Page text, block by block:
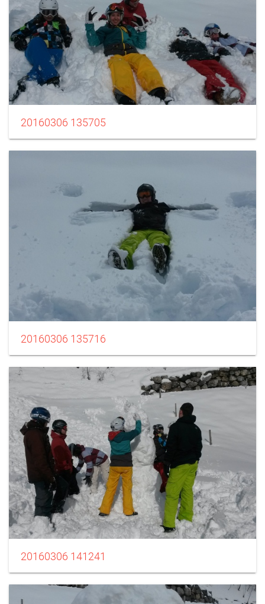
20160306 135705
20160306 135716
20160306 141241